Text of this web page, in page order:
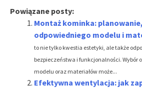
Powiązane posty:
Montaż kominka:
odpowiedniego modelu i
to nie tylko kwestia estetyki, ale także
bezpieczeństwa i funkcjonalności. Wybór
modelu oraz materiałów może...
Efektywna wentylacja: jak